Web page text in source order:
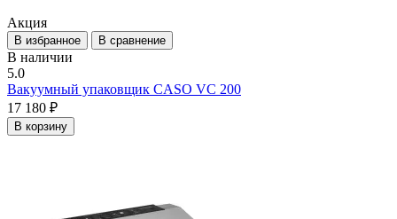
Акция
В избранное В сравнение
В наличии
5.0
Вакуумный упаковщик CASO VC 200
17 180 ₽
В корзину